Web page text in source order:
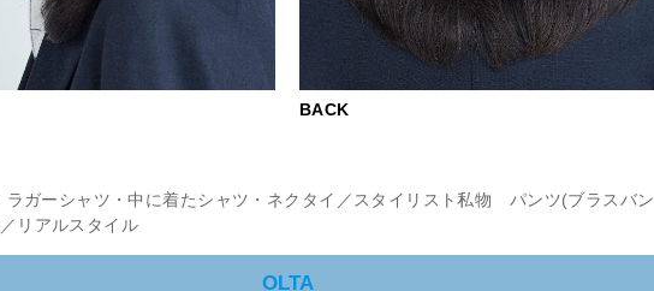
BACK
ラガーシャツ・中に着たシャツ・ネクタイ／スタイリスト私物 パンツ(ブラスバン
リアルスタイル
OLTA